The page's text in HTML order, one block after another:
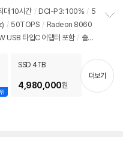
대 10시간 / DCI-P3: 100% / 5
/ 50TOPS / Radeon 8060
USB 타입C 어댑터 포함 / 출시
기
SSD 4TB
4,980,000원
더보기